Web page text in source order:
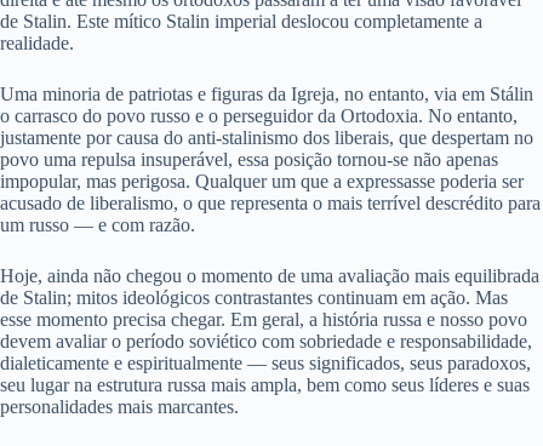
de Stalin. Este mítico Stalin imperial deslocou completamente a
realidade.
Uma minoria de patriotas e figuras da Igreja, no entanto, via em Stálin
o carrasco do povo russo e o perseguidor da Ortodoxia. No entanto,
justamente por causa do anti-stalinismo dos liberais, que despertam no
povo uma repulsa insuperável, essa posição tornou-se não apenas
impopular, mas perigosa. Qualquer um que a expressasse poderia ser
acusado de liberalismo, o que representa o mais terrível descrédito para
um russo — e com razão.
Hoje, ainda não chegou o momento de uma avaliação mais equilibrada
de Stalin; mitos ideológicos contrastantes continuam em ação. Mas
esse momento precisa chegar. Em geral, a história russa e nosso povo
devem avaliar o período soviético com sobriedade e responsabilidade,
dialeticamente e espiritualmente — seus significados, seus paradoxos,
seu lugar na estrutura russa mais ampla, bem como seus líderes e suas
personalidades mais marcantes.